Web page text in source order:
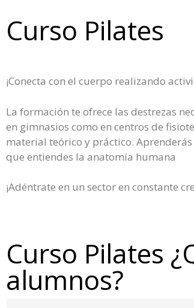
Curso Pilates
¡Conecta con el cuerpo realizando
La formación te ofrece las destrezas
en gimnasios como en centros de
material teórico y práctico.
que entiendes la anatomía humana
¡Adéntrate en un sector en constante
Curso Pilates
alumnos?